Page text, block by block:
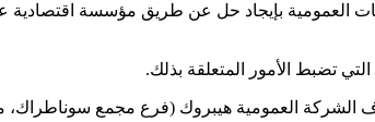
العمومية بإيجاد حل عن طريق مؤسسة اقتصادية
تضبط الأمور المتعلقة بذلك.
الشركة العمومية هيبروك (فرع مجمع